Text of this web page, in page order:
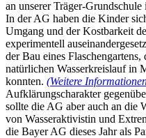
an unserer Träger-
In der AG haben die Kinder
Umgang und der Kostbarkeit
experimentell
der Bau eines
natürlichen Wasserkreislauf in
konnten. (Weitere
Aufklärungscharakter
sollte die AG aber auch an die
von Wasseraktivistin und
die Bayer AG dieses Jahr als